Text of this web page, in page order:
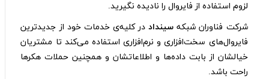
لزوم استفاده از فایروال را نادیده نگیرید.
شرکت فناوران شبکه سینداددر کلیه‌ی خدمات خود از جدیدترین
فایروال‌های سخت‌افزاری و نرم‌افزاری استفاده می‌کند تا مشتریان
خیالشان از بابت داده‌ها و اطلاعاتشان و همچنین حملات هکرها
راحت باشد.